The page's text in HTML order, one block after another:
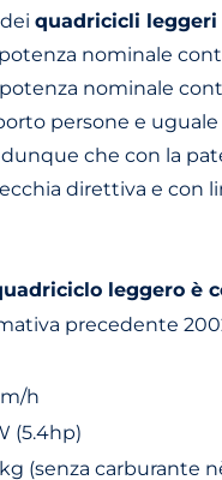
quadricicli leggeri
nominale
nominale
persone e
che con la
direttiva e con
leggero è
precedente
h
(5.4hp)
(senza carburante